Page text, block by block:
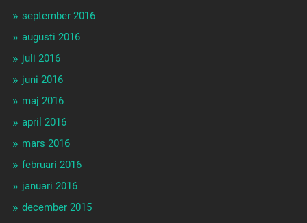
september 2016
augusti 2016
juli 2016
juni 2016
maj 2016
april 2016
mars 2016
februari 2016
januari 2016
december 2015